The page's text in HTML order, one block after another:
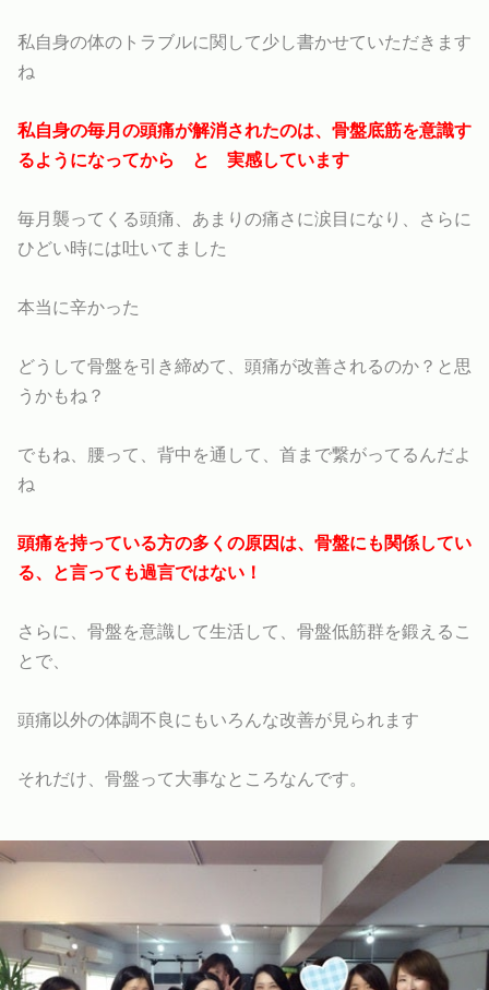
私自身の体のトラブルに関して少し書かせていただきます
ね
私自身の毎月の頭痛が解消されたのは、骨盤底筋を意識す
るようになってから と 実感しています
毎月襲ってくる頭痛、あまりの痛さに涙目になり、さらに
ひどい時には吐いてました
本当に辛かった
どうして骨盤を引き締めて、頭痛が改善されるのか？と思
うかもね？
でもね、腰って、背中を通して、首まで繋がってるんだよ
ね
頭痛を持っている方の多くの原因は、骨盤にも関係してい
る、と言っても過言ではない！
さらに、骨盤を意識して生活して、骨盤低筋群を鍛えるこ
とで、
頭痛以外の体調不良にもいろんな改善が見られます
それだけ、骨盤って大事なところなんです。